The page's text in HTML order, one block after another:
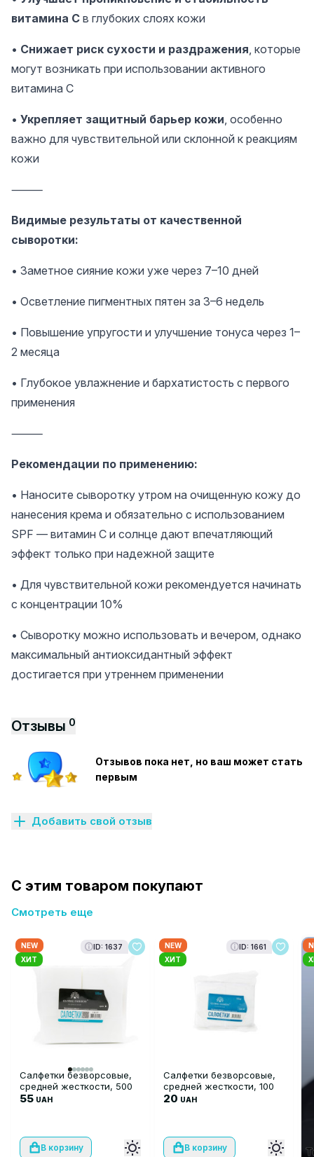
витамина C в глубоких слоях кожи
• Снижает риск сухости и раздражения, которые
могут возникать при использовании активного
витамина C
• Укрепляет защитный барьер кожи, особенно
важно для чувствительной или склонной к реакциям
кожи
⸻
Видимые результаты от качественной
сыворотки:
• Заметное сияние кожи уже через 7–10 дней
• Осветление пигментных пятен за 3–6 недель
• Повышение упругости и улучшение тонуса через 1–
2 месяца
• Глубокое увлажнение и бархатистость с первого
применения
⸻
Рекомендации по применению:
• Наносите сыворотку утром на очищенную кожу до
нанесения крема и обязательно с использованием
SPF — витамин C и солнце дают впечатляющий
эффект только при надежной защите
• Для чувствительной кожи рекомендуется начинать
с концентрации 10%
• Сыворотку можно использовать и вечером, однако
максимальный антиоксидантный эффект
достигается при утреннем применении
Отзывы 0
Отзывов пока нет, но ваш может стать
первым
Добавить свой отзыв
С этим товаром покупают
Смотреть еще
NEW
ХИТ
ID: 1637
Салфетки безворсовые,
средней жесткости, 500
шт
55 UAH
В корзину
NEW
ХИТ
ID: 1661
Салфетки безворсовые,
средней жесткости, 100
шт
20 UAH
В корзину